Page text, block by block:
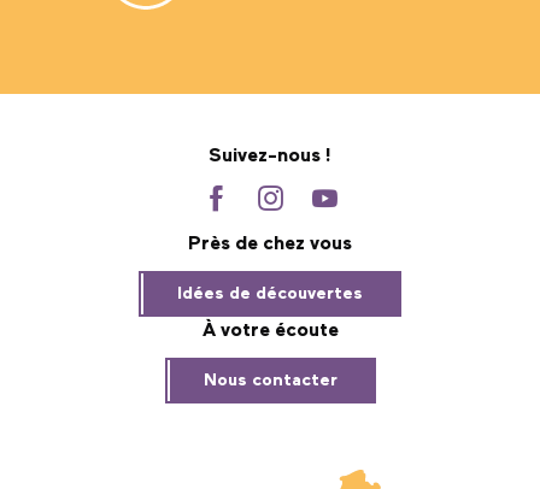
Suivez-nous !
Près de chez vous
Idées de découvertes
À votre écoute
Nous contacter